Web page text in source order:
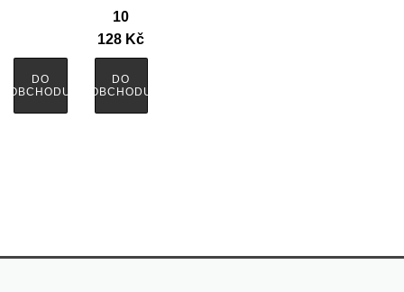
DO
OBCHODU
10
128 Kč
DO
OBCHODU